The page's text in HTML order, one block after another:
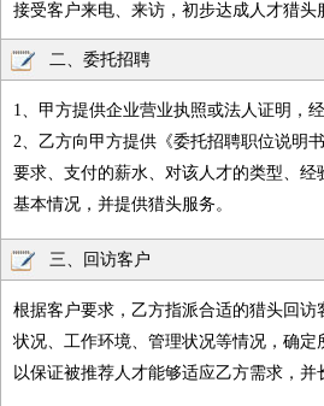
接受客户来电、来访，初步达成人才猎头
二、委托招聘
1、甲方提供企业营业执照或法人证明，经
2、乙方向甲方提供《委托招聘职位说明
要求、支付的薪水、对该人才的类型、
基本情况，并提供猎头服务。
三、回访客户
根据客户要求，乙方指派合适的猎头回
状况、工作环境、管理状况等情况，确
以保证被推荐人才能够适应乙方需求，并